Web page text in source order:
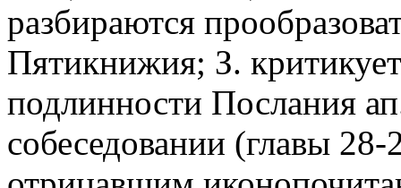
разбираются
Пятикнижия; З.
подлинности Послания
собеседовании (главы 28-